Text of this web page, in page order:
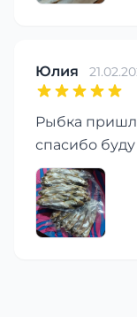
Юлия
Рыбка
спасибо